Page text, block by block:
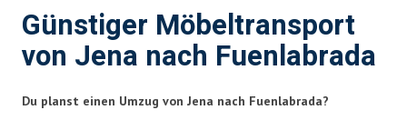
Günstiger Möbeltransport
von Jena nach Fuenlabrada
Du planst einen Umzug von Jena nach Fuenlabrada?